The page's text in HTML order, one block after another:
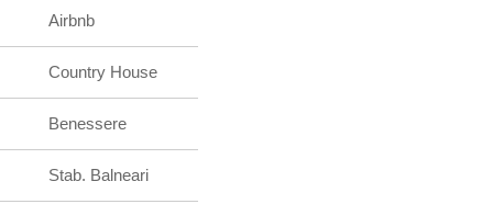
Airbnb
Country House
Benessere
Stab. Balneari